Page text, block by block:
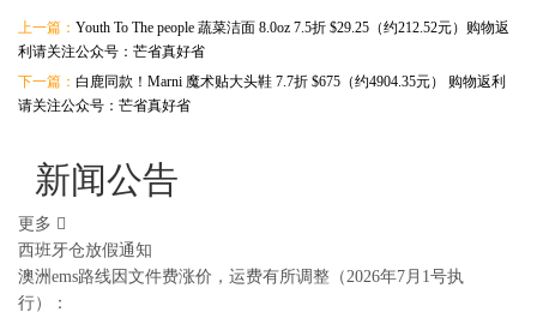
上一篇： Youth To The people 蔬菜洁面 8.0oz 7.5折 $29.25（约212.52元）购物返
利请关注公众号：芒省真好省
下一篇： 白鹿同款！Marni 魔术贴大头鞋 7.7折 $675（约4904.35元） 购物返利
请关注公众号：芒省真好省
新闻公告
更多
西班牙仓放假通知
澳洲ems路线因文件费涨价，运费有所调整（2026年7月1号执
行）：